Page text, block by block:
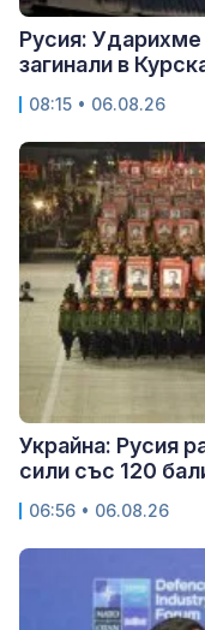
Русия:
загинали в
08:15 • 06.08.26
Украйна: Русия
сили със 120
06:56 • 06.08.26